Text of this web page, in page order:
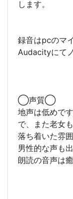
します。
録音はpcのマ
Audacityにて
◯声質◯
地声は低めで
で、また老女
落ち着いた雰
男性的な声も出
朗読の音声は